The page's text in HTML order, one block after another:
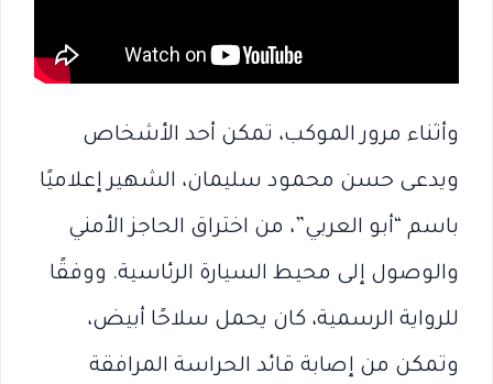
وأثناء مرور الموكب، تمكن أحد الأشخاص
ويدعى حسن محمود سليمان، الشهير إعلاميًا
باسم “أبو العربي”، من اختراق الحاجز الأمني
والوصول إلى محيط السيارة الرئاسية. ووفقًا
للرواية الرسمية، كان يحمل سلاحًا أبيض،
وتمكن من إصابة قائد الحراسة المرافقة